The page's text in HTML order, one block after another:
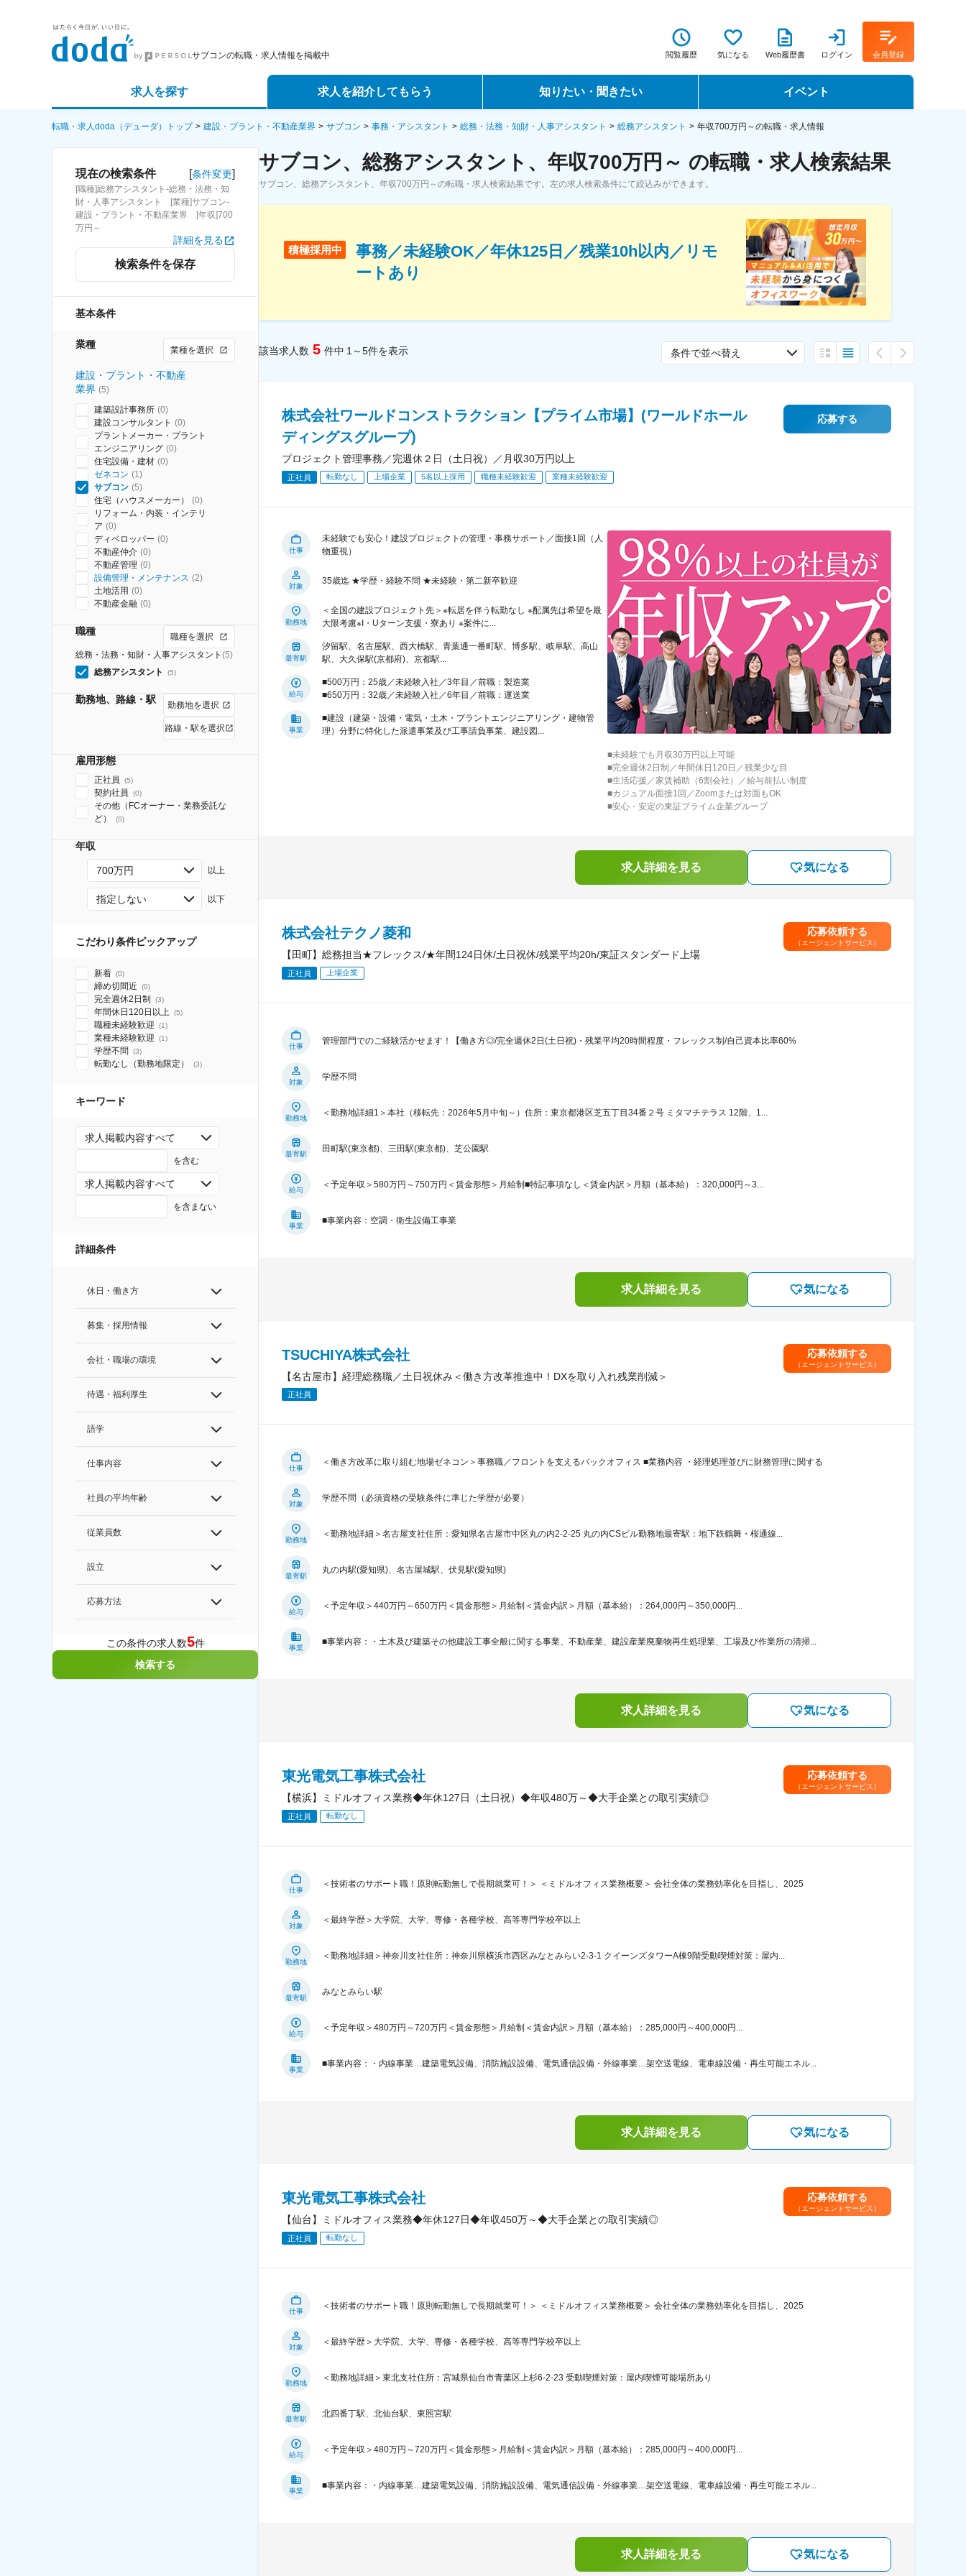
サブコンの転職・求人情報を掲載中 閲覧履歴 気になる Web履歴書 ログイン 会員登録
求人を探す
詳細条件から探す
求人特集から探す
求人を紹介してもらう
エージェントサービス
スカウトサービス
知りたい・聞きたい
転職ノウハウ
データで見る転職
イベント
転職イベント・転職セミナー
転職フェア
転職・求人doda（デューダ）トップ 建設・プラント・不動産業界 サブコン 事務・アシスタント 総務・法務・知財・人事アシスタント 総務アシスタント 年収700万円～の転職・求人情報
現在の検索条件 [条件変更]
[職種]総務アシスタント-総務・法務・知
財・人事アシスタント [業種]サブコン-
建設・プラント・不動産業界 [年収]700
万円～
詳細を見る
検索条件を保存
基本条件
業種 業種を選択
建設・プラント・不動産
業界 (5)
建築設計事務所 (0)
建設コンサルタント (0)
プラントメーカー・プラント
エンジニアリング (0)
住宅設備・建材 (0)
ゼネコン (1)
サブコン (5)
住宅（ハウスメーカー）
(0)
リフォーム・内装・インテリ
ア (0)
ディベロッパー (0)
不動産仲介 (0)
不動産管理 (0)
設備管理・メンテナンス (2)
土地活用 (0)
不動産金融 (0)
職種
職種を選択
総務・法務・知財・人事アシスタント (5)
総務アシスタント
(5)
勤務地、路線・駅 勤務地を選択
路線・駅を選択
雇用形態
正社員 (5)
契約社員 (0)
その他（FCオーナー・業務委託な
ど）
(0)
年収
700万円 以上
指定しない 以下
こだわり条件ピックアップ
新着 (0)
締め切間近 (0)
完全週休2日制 (3)
年間休日120日以上 (5)
職種未経験歓迎 (1)
業種未経験歓迎 (1)
学歴不問 (3)
転勤なし（勤務地限定） (3)
キーワード
求人掲載内容すべて
を含む
求人掲載内容すべて
を含まない
詳細条件
休日・働き方
募集・採用情報
会社・職場の環境
待遇・福利厚生
語学
仕事内容
社員の平均年齢
従業員数
設立
応募方法
この条件の求人数5件
検索する
サブコン、総務アシスタント、年収700万円～ の転職・求人検索結果
サブコン、総務アシスタント、年収700万円～の転職・求人検索結果です。左の求人検索条件にて絞込みができます。
積極採用中
事務／未経験OK／年休125日／残業10h以内／リモ
ートあり
該当求人数 5 件中 1～5件を表示 条件で並べ替え
株式会社ワールドコンストラクション【プライム市場】(ワールドホール
ディングスグループ)
プロジェクト管理事務／完週休２日（土日祝）／月収30万円以上
正社員 転勤なし 上場企業 5名以上採用 職種未経験歓迎 業種未経験歓迎
応募する
仕事
未経験でも安心！建設プロジェクトの管理・事務サポート／面接1回（人
物重視）
対象
35歳迄 ★学歴・経験不問 ★未経験・第二新卒歓迎
勤務地
＜全国の建設プロジェクト先＞※転居を伴う転勤なし ※配属先は希望を最
大限考慮※I・Uターン支援・寮あり ※案件に...
最寄駅
汐留駅、名古屋駅、西大橋駅、青葉通一番町駅、博多駅、岐阜駅、高山
駅、大久保駅(京都府)、京都駅...
給与
■500万円：25歳／未経験入社／3年目／前職：製造業
■650万円：32歳／未経験入社／6年目／前職：運送業
事業
■建設（建築・設備・電気・土木・プラントエンジニアリング・建物管
理）分野に特化した派遣事業及び工事請負事業、建設図...
■未経験でも月収30万円以上可能
■完全週休2日制／年間休日120日／残業少な目
■生活応援／家賃補助（6割会社）／給与前払い制度
■カジュアル面接1回／Zoomまたは対面もOK
■安心・安定の東証プライム企業グループ
求人詳細を見る 気になる
株式会社テクノ菱和
【田町】総務担当★フレックス/★年間124日休/土日祝休/残業平均20h/東証スタンダード上場
正社員 上場企業
応募依頼する
（エージェントサービス）
仕事
管理部門でのご経験活かせます！【働き方◎/完全週休2日(土日祝)・残業平均20時間程度・フレックス制/自己資本比率60%
対象
学歴不問
勤務地
＜勤務地詳細1＞本社（移転先：2026年5月中旬～）住所：東京都港区芝五丁目34番２号 ミタマチテラス 12階、1...
最寄駅
田町駅(東京都)、三田駅(東京都)、芝公園駅
給与
＜予定年収＞580万円～750万円＜賃金形態＞月給制■特記事項なし＜賃金内訳＞月額（基本給）：320,000円～3...
事業
■事業内容：空調・衛生設備工事業
求人詳細を見る 気になる
TSUCHIYA株式会社
【名古屋市】経理総務職／土日祝休み＜働き方改革推進中！DXを取り入れ残業削減＞
正社員
応募依頼する
（エージェントサービス）
仕事
＜働き方改革に取り組む地場ゼネコン＞事務職／フロントを支えるバックオフィス ■業務内容 ・経理処理並びに財務管理に関する
対象
学歴不問（必須資格の受験条件に準じた学歴が必要）
勤務地
＜勤務地詳細＞名古屋支社住所：愛知県名古屋市中区丸の内2-2-25 丸の内CSビル勤務地最寄駅：地下鉄鶴舞・桜通線...
最寄駅
丸の内駅(愛知県)、名古屋城駅、伏見駅(愛知県)
給与
＜予定年収＞440万円～650万円＜賃金形態＞月給制＜賃金内訳＞月額（基本給）：264,000円～350,000円...
事業
■事業内容：・土木及び建築その他建設工事全般に関する事業、不動産業、建設産業廃棄物再生処理業、工場及び作業所の清掃...
求人詳細を見る 気になる
東光電気工事株式会社
【横浜】ミドルオフィス業務◆年休127日（土日祝）◆年収480万～◆大手企業との取引実績◎
正社員 転勤なし
応募依頼する
（エージェントサービス）
仕事
＜技術者のサポート職！原則転勤無しで長期就業可！＞ ＜ミドルオフィス業務概要＞ 会社全体の業務効率化を目指し、2025
対象
＜最終学歴＞大学院、大学、専修・各種学校、高等専門学校卒以上
勤務地
＜勤務地詳細＞神奈川支社住所：神奈川県横浜市西区みなとみらい2-3-1 クイーンズタワーA棟9階受動喫煙対策：屋内...
最寄駅
みなとみらい駅
給与
＜予定年収＞480万円～720万円＜賃金形態＞月給制＜賃金内訳＞月額（基本給）：285,000円～400,000円...
事業
■事業内容：・内線事業…建築電気設備、消防施設設備、電気通信設備・外線事業…架空送電線、電車線設備・再生可能エネル...
求人詳細を見る 気になる
東光電気工事株式会社
【仙台】ミドルオフィス業務◆年休127日◆年収450万～◆大手企業との取引実績◎
正社員 転勤なし
応募依頼する
（エージェントサービス）
仕事
＜技術者のサポート職！原則転勤無しで長期就業可！＞ ＜ミドルオフィス業務概要＞ 会社全体の業務効率化を目指し、2025
対象
＜最終学歴＞大学院、大学、専修・各種学校、高等専門学校卒以上
勤務地
＜勤務地詳細＞東北支社住所：宮城県仙台市青葉区上杉6-2-23 受動喫煙対策：屋内喫煙可能場所あり
最寄駅
北四番丁駅、北仙台駅、東照宮駅
給与
＜予定年収＞480万円～720万円＜賃金形態＞月給制＜賃金内訳＞月額（基本給）：285,000円～400,000円...
事業
■事業内容：・内線事業…建築電気設備、消防施設設備、電気通信設備・外線事業…架空送電線、電車線設備・再生可能エネル...
求人詳細を見る 気になる